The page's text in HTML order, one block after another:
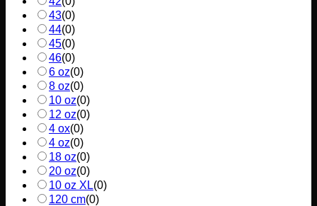
43(0)
44(0)
45(0)
46(0)
6 oz(0)
8 oz(0)
10 oz(0)
12 oz(0)
4 ox(0)
4 oz(0)
18 oz(0)
20 oz(0)
10 oz XL(0)
120 cm(0)